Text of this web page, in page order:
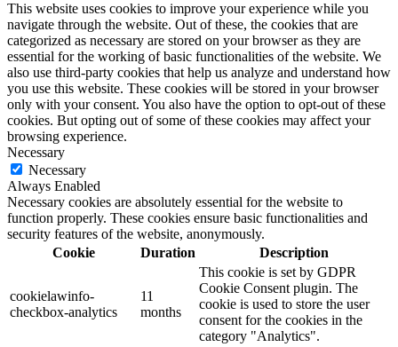
This website uses cookies to improve your experience while you
navigate through the website. Out of these, the cookies that are
categorized as necessary are stored on your browser as they are
essential for the working of basic functionalities of the website. We
also use third-party cookies that help us analyze and understand how
you use this website. These cookies will be stored in your browser
only with your consent. You also have the option to opt-out of these
cookies. But opting out of some of these cookies may affect your
browsing experience.
Necessary
Necessary
Always Enabled
Necessary cookies are absolutely essential for the website to
function properly. These cookies ensure basic functionalities and
security features of the website, anonymously.
Cookie
Duration Description
cookielawinfo-
checkbox-analytics
11
months
This cookie is set by GDPR
Cookie Consent plugin. The
cookie is used to store the user
consent for the cookies in the
category "Analytics".